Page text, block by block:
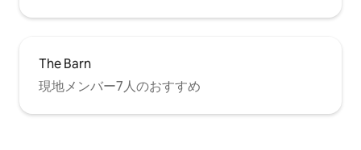
The Barn
現地メンバー7人のおすすめ